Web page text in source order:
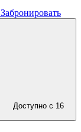
Забронировать
Доступно с 16